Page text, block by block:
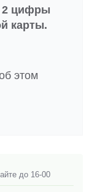
2 цифры
карты.
этом
до 16-00